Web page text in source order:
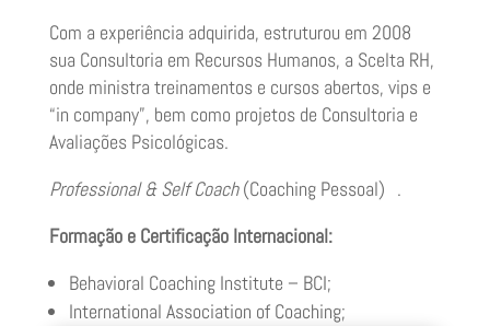
Com a experiência adquirida, estruturou em 2008
sua Consultoria em Recursos Humanos, a Scelta RH,
onde ministra treinamentos e cursos abertos, vips e
“in company”, bem como projetos de Consultoria e
Avaliações Psicológicas.
Professional & Self Coach(Coaching Pessoal) .
Formação e Certificação Internacional:
Behavioral Coaching Institute – BCI;
International Association of Coaching;